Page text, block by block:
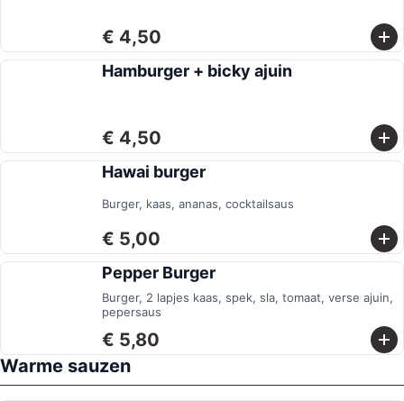
€ 4,50
Hamburger + bicky ajuin
€ 4,50
Hawai burger
Burger, kaas, ananas, cocktailsaus
€ 5,00
Pepper Burger
Burger, 2 lapjes kaas, spek, sla, tomaat, verse ajuin,
pepersaus
€ 5,80
Warme sauzen